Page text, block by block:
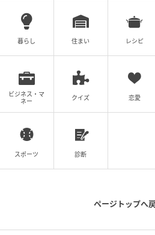
登場。
『縄文おやき』（1個350円）
まで、幅広く楽しめますよ。
暮らし 住まい レシピ
ビジネス・マ
ネー
クイズ 恋愛
スポーツ 診断
ページトップへ